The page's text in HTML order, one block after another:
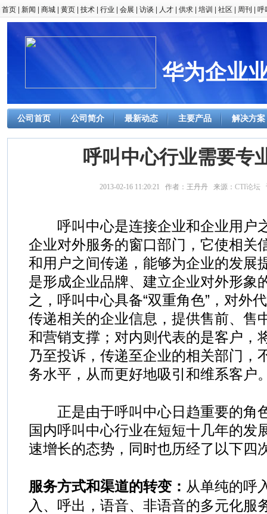
首页 新闻 商城 黄页 技术 行业 会展 访谈 人才 供求 培训 社区 周刊 呼
华为企业
公司首页 公司简介 最新动态 主要产品 解决方案
呼叫中心行业需要专
2013-02-16 11:20:21 作者：王丹丹 来源： CTI论坛
呼叫中心是连接企业和企业用户
企业对外服务的窗口部门，它使相关
和用户之间传递，能够为企业的发展
是形成企业品牌、建立企业对外形象
之，呼叫中心具备“双重角色”，对外
传递相关的企业信息，提供售前、售
和营销支撑；对内则代表的是客户，
乃至投诉，传递至企业的相关部门，
务水平，从而更好地吸引和维系客户
正是由于呼叫中心日趋重要的角
国内呼叫中心行业在短短十几年的发
速增长的态势，同时也历经了以下四
服务方式和渠道的转变： 从单纯的呼
入、呼出，语音、非语音的多元化服